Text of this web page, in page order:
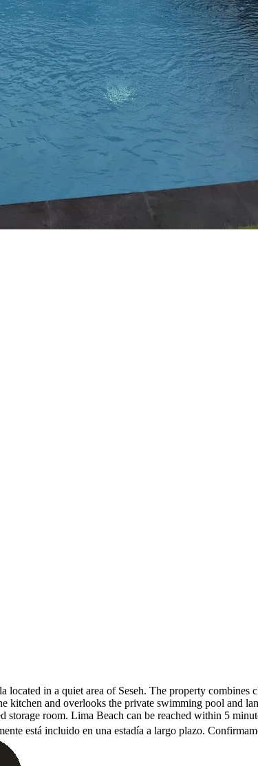
in a quiet area of Seseh. The property
kitchen and overlooks the private swimming pool and
storage room. Lima Beach can be reached within 5
está incluido en una estadía a largo plazo.